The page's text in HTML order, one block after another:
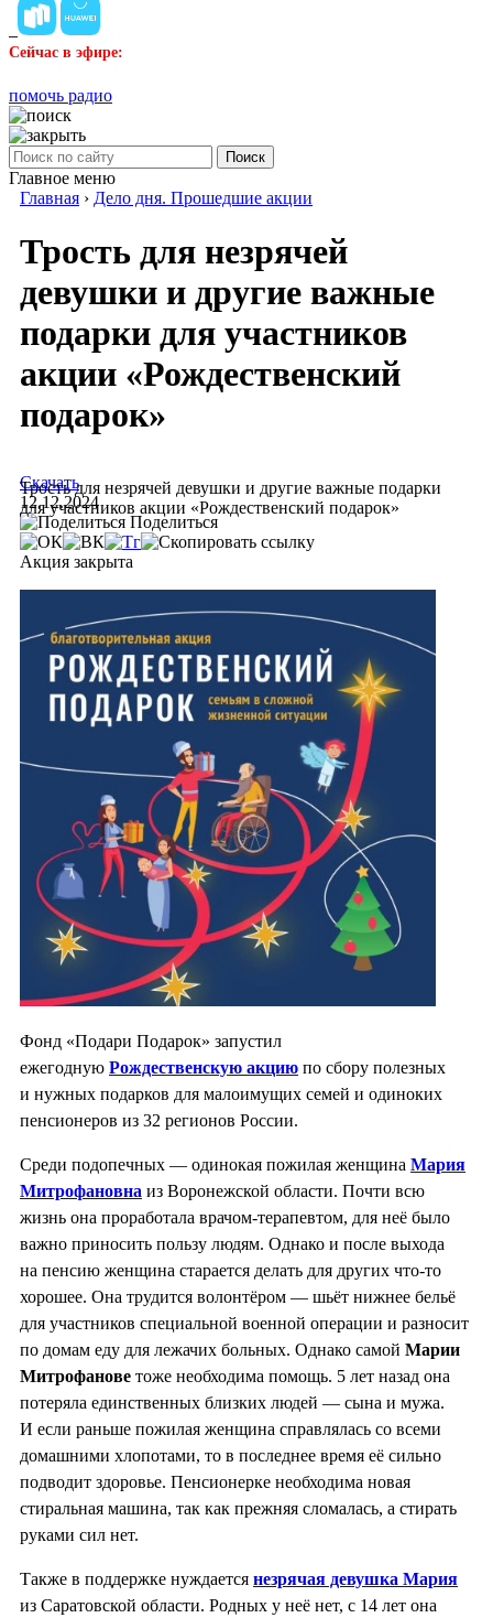
Сейчас в эфире:
помочь радио
Поиск
Главное меню
Главная › Дело дня. Прошедшие акции
Трость для незрячей
девушки и другие важные
подарки для участников
акции «Рождественский
подарок»
Трость для незрячей девушки и другие важные подарки
для участников акции «Рождественский подарок»
Скачать
12.12.2024
Поделиться
Акция закрыта
Фонд «Подари Подарок» запустил
ежегодную Рождественскую акцию по сбору полезных
и нужных подарков для малоимущих семей и одиноких
пенсионеров из 32 регионов России.
Среди подопечных — одинокая пожилая женщина Мария
Митрофановна из Воронежской области. Почти всю
жизнь она проработала врачом-терапевтом, для неё было
важно приносить пользу людям. Однако и после выхода
на пенсию женщина старается делать для других что-то
хорошее. Она трудится волонтёром — шьёт нижнее бельё
для участников специальной военной операции и разносит
по домам еду для лежачих больных. Однако самой Марии
Митрофанове тоже необходима помощь. 5 лет назад она
потеряла единственных близких людей — сына и мужа.
И если раньше пожилая женщина справлялась со всеми
домашними хлопотами, то в последнее время её сильно
подводит здоровье. Пенсионерке необходима новая
стиральная машина, так как прежняя сломалась, а стирать
руками сил нет.
Также в поддержке нуждается незрячая девушка Мария
из Саратовской области. Родных у неё нет, с 14 лет она